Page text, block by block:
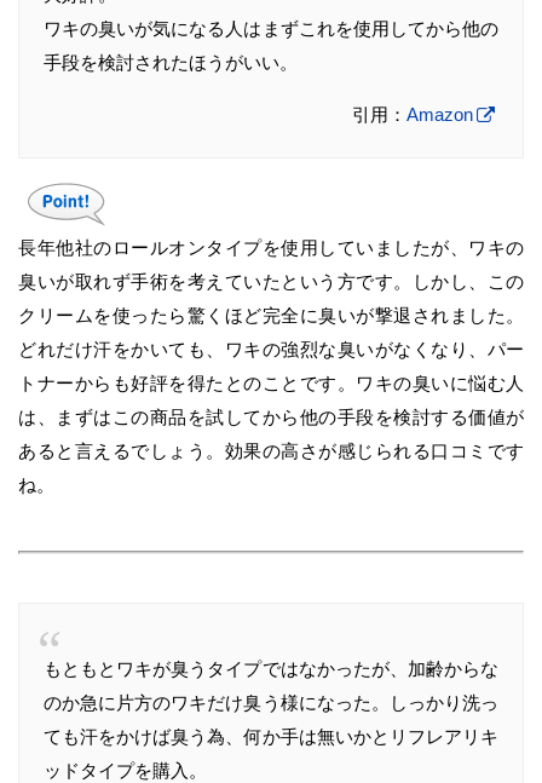
ワキの臭いが気になる人はまずこれを使用してから他の
手段を検討されたほうがいい。
引用： Amazon
長年他社のロールオンタイプを使用していましたが、ワキの
臭いが取れず手術を考えていたという方です。しかし、この
クリームを使ったら驚くほど完全に臭いが撃退されました。
どれだけ汗をかいても、ワキの強烈な臭いがなくなり、パー
トナーからも好評を得たとのことです。ワキの臭いに悩む人
は、まずはこの商品を試してから他の手段を検討する価値が
あると言えるでしょう。効果の高さが感じられる口コミです
ね。
もともとワキが臭うタイプではなかったが、加齢からな
のか急に片方のワキだけ臭う様になった。しっかり洗っ
ても汗をかけば臭う為、何か手は無いかとリフレアリキ
ッドタイプを購入。